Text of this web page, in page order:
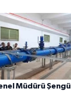
Müdürü Şengül